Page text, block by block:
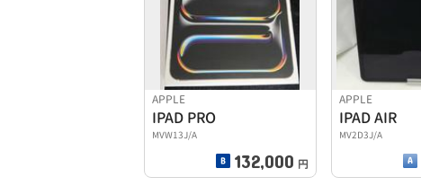
APPLE
IPAD PRO
MVW13J/A
132,000 円
APPLE
IPAD AIR
MV2D3J/A